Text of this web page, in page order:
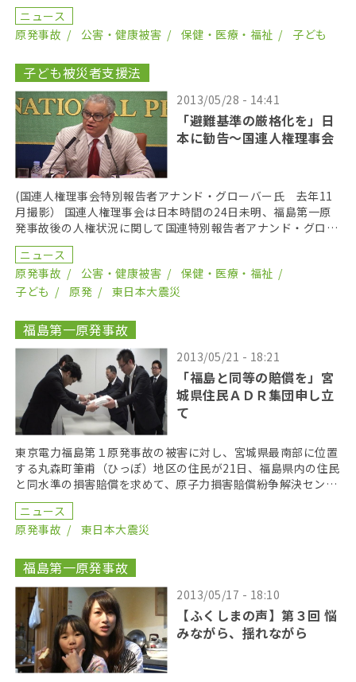
検査体制にあり、福島医科大の幹部が「必ず誤診が起こ […]
ニュース
原発事故
公害・健康被害 保健・医療・福祉 子ども
子ども被災者支援法
2013/05/28 - 14:41
「避難基準の厳格化を」日
本に勧告〜国連人権理事会
(国連人権理事会特別報告者アナンド・グローバー氏 去年11
月撮影） 国連人権理事会は日本時間の24日未明、福島第一原
発事故後の人権状況に関して国連特別報告者アナンド・グロー
バー氏の報告書と勧告をサイトの公開した。勧告では […]
ニュース
原発事故
公害・健康被害
保健・医療・福祉
子ども
原発 東日本大震災
福島第一原発事故
2013/05/21 - 18:21
「福島と同等の賠償を」宮
城県住民ＡＤＲ集団申し立
て
東京電力福島第１原発事故の被害に対し、宮城県最南部に位置
する丸森町筆甫（ひっぽ）地区の住民が21日、福島県内の住民
と同水準の損害賠償を求めて、原子力損害賠償紛争解決センタ
ーに申し立てた。福島県外での集団申し立ては初めてと […]
ニュース
原発事故
東日本大震災
福島第一原発事故
2013/05/17 - 18:10
【ふくしまの声】第３回 悩
みながら、揺れながら